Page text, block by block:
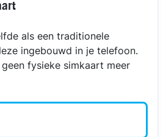
als een traditionele
ingebouwd in je telefoon.
fysieke simkaart meer